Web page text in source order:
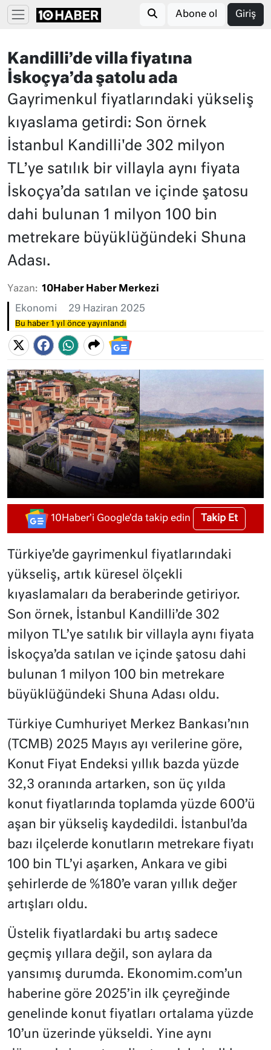
Abone ol Giriş
Kandilli’de villa fiyatına
İskoçya’da şatolu ada
Gayrimenkul fiyatlarındaki yükseliş
kıyaslama getirdi: Son örnek
İstanbul Kandilli'de 302 milyon
TL’ye satılık bir villayla aynı fiyata
İskoçya’da satılan ve içinde şatosu
dahi bulunan 1 milyon 100 bin
metrekare büyüklüğündeki Shuna
Adası.
Yazan: 10Haber Haber Merkezi
Ekonomi 29 Haziran 2025
Bu haber 1 yıl önce yayınlandı
10Haber'i Google'da takip edin Takip Et
Türkiye’de gayrimenkul fiyatlarındaki
yükseliş, artık küresel ölçekli
kıyaslamaları da beraberinde getiriyor.
Son örnek, İstanbul Kandilli’de 302
milyon TL’ye satılık bir villayla aynı fiyata
İskoçya’da satılan ve içinde şatosu dahi
bulunan 1 milyon 100 bin metrekare
büyüklüğündeki Shuna Adası oldu.
Türkiye Cumhuriyet Merkez Bankası’nın
(TCMB) 2025 Mayıs ayı verilerine göre,
Konut Fiyat Endeksi yıllık bazda yüzde
32,3 oranında artarken, son üç yılda
konut fiyatlarında toplamda yüzde 600’ü
aşan bir yükseliş kaydedildi. İstanbul’da
bazı ilçelerde konutların metrekare fiyatı
100 bin TL’yi aşarken, Ankara ve gibi
şehirlerde de %180’e varan yıllık değer
artışları oldu.
Üstelik fiyatlardaki bu artış sadece
geçmiş yıllara değil, son aylara da
yansımış durumda. Ekonomim.com’un
haberine göre 2025’in ilk çeyreğinde
genelinde konut fiyatları ortalama yüzde
10’un üzerinde yükseldi. Yine aynı